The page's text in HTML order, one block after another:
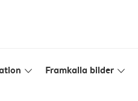
slim_arrow_down Framkalla bilder slim_arrow_down